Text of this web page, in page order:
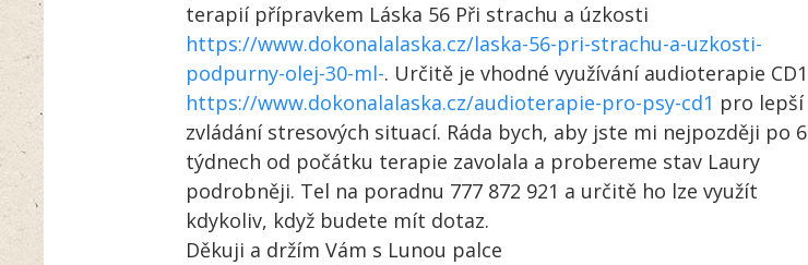
terapií přípravkem Láska 56 Při strachu a úzkosti
https://www.dokonalalaska.cz/laska-56-pri-strachu-a-uzkosti-
podpurny-olej-30-ml-. Určitě je vhodné využívání audioterapie CD1
https://www.dokonalalaska.cz/audioterapie-pro-psy-cd1 pro lepší
zvládání stresových situací. Ráda bych, aby jste mi nejpozději po 6
týdnech od počátku terapie zavolala a probereme stav Laury
podrobněji. Tel na poradnu 777 872 921 a určitě ho lze využít
kdykoliv, když budete mít dotaz.
Děkuji a držím Vám s Lunou palce